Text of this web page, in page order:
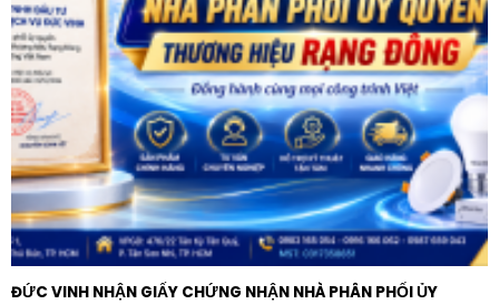
áp để bảo vệ và cách ly nguồn điện khi cần sửa chữa
hệ thống phía sau.
Hệ thống máy móc công suất lớn:Dùng cho các
động cơ công nghiệp, máy nghiền, lò nung có dòng
khởi động và dòng làm việc cao.
Nông nghiệp công nghệ cao:
Phục vụ các hệ thống
tưới tiêu quy mô lớn hoặc các trang trại chăn nuôi
khép kín cần nguồn điện 3 pha ổn định.
Hướng dẫn lắp đặt và sử dụng an toàn
ĐỨC VINH NHẬN GIẤY CHỨNG NHẬN NHÀ PHÂN PHỐI ỦY